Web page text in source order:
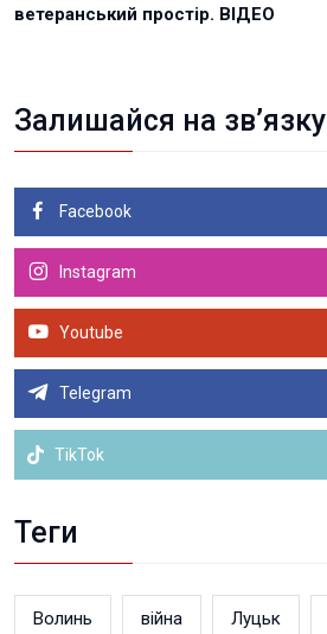
ветеранський простір. ВІДЕО
Залишайся на зв’язку
Facebook
Instagram
Youtube
Telegram
TikTok
Теги
Волинь війна Луцьк